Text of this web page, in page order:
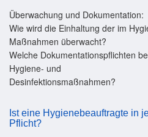
Überwachung und Dokumentation:
Wie wird die Einhaltung der im
Maßnahmen überwacht?
Welche Dokumentationspflichten
Hygiene- und
Desinfektionsmaßnahmen?
Ist eine Hygienebeauftragte in
Pflicht?